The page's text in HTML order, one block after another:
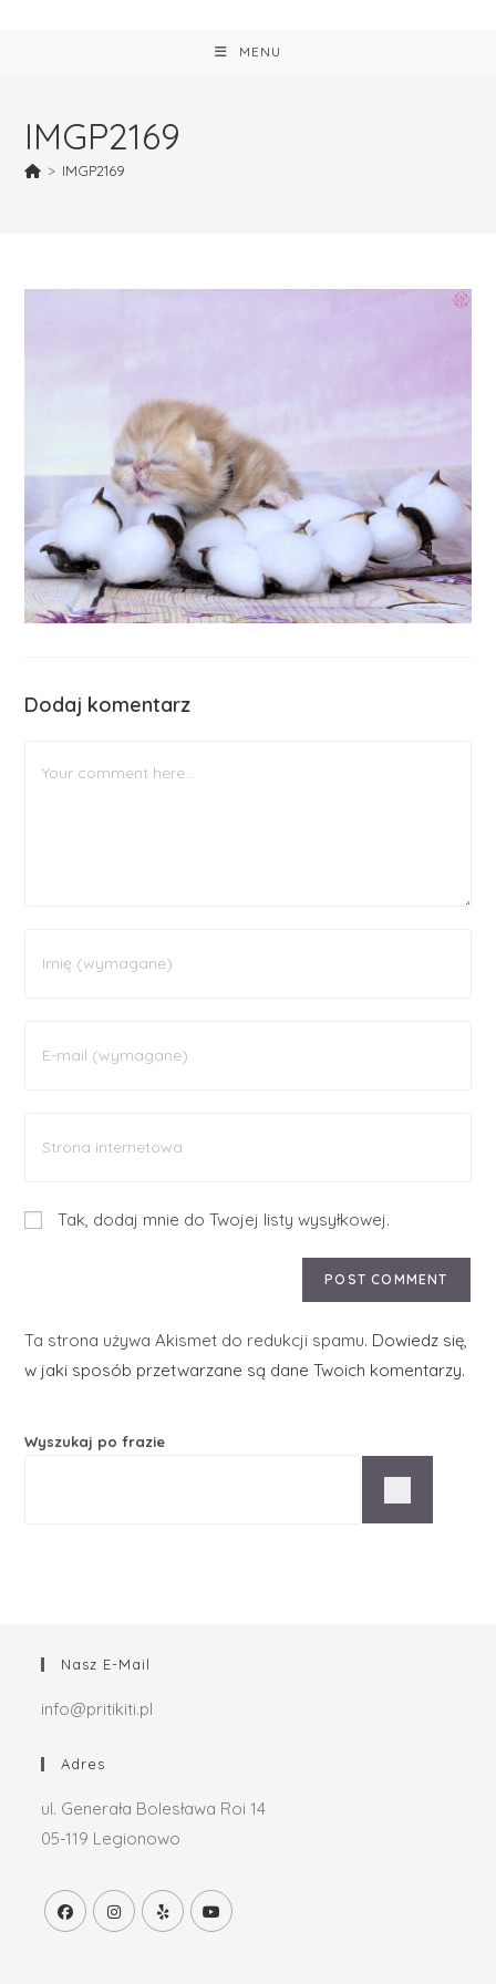
MENU
IMGP2169
> IMGP2169
Dodaj komentarz
Tak, dodaj mnie do Twojej listy wysyłkowej.
Ta strona używa Akismet do redukcji spamu. Dowiedz się,
w jaki sposób przetwarzane są dane Twoich komentarzy.
Wyszukaj po frazie
Nasz E-Mail
info@pritikiti.pl
Adres
ul. Generała Bolesława Roi 14
05-119 Legionowo